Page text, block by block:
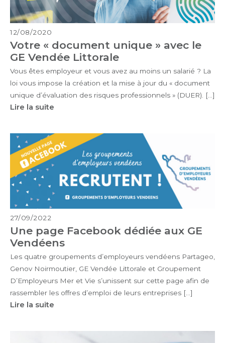
12/08/2020
Votre « document unique » avec le
GE Vendée Littorale
Vous êtes employeur et vous avez au moins un salarié ? La
loi vous impose la création et la mise à jour du « document
unique d’évaluation des risques professionnels » (DUER). […]
Lire la suite
27/09/2022
Une page Facebook dédiée aux GE
Vendéens
Les quatre groupements d’employeurs vendéens Partageo,
Genov Noirmoutier, GE Vendée Littorale et Groupement
D’Employeurs Mer et Vie s’unissent sur cette page afin de
rassembler les offres d’emploi de leurs entreprises […]
Lire la suite